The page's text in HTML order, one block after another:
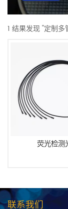
1 结果发现 "定制多
荧光检测
联系我们